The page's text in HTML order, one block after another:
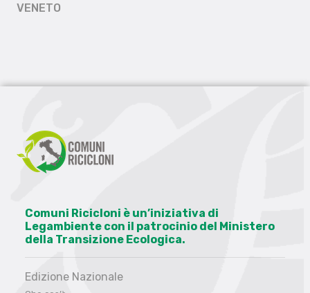
VENETO
Comuni Ricicloni è un’iniziativa di
Legambiente con il patrocinio del Ministero
della Transizione Ecologica.
Edizione Nazionale